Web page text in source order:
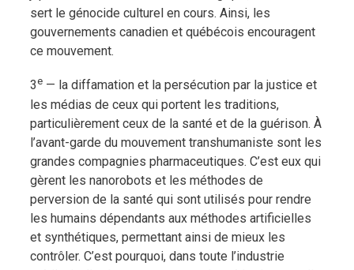
sert le génocide culturel en cours. Ainsi, les
gouvernements canadien et québécois encouragent
ce mouvement.
3e — la diffamation et la persécution par la justice et
les médias de ceux qui portent les traditions,
particulièrement ceux de la santé et de la guérison. À
l’avant-garde du mouvement transhumaniste sont les
grandes compagnies pharmaceutiques. C’est eux qui
gèrent les nanorobots et les méthodes de
perversion de la santé qui sont utilisés pour rendre
les humains dépendants aux méthodes artificielles
et synthétiques, permettant ainsi de mieux les
contrôler. C’est pourquoi, dans toute l’industrie